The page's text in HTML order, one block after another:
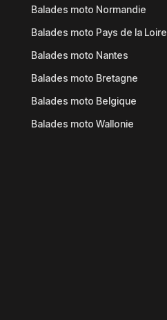
Balades moto Normandie
Balades moto Pays de la Loire
Balades moto Nantes
Balades moto Bretagne
Balades moto Belgique
Balades moto Wallonie